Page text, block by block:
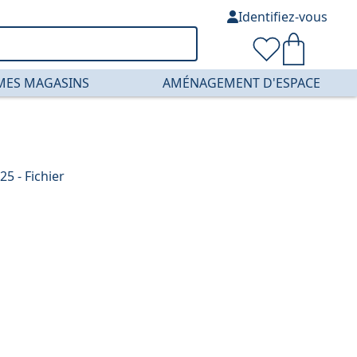
MAGASINS AMÉNAGEMENT D'ESPACE
Identifiez-vous
- Fichier